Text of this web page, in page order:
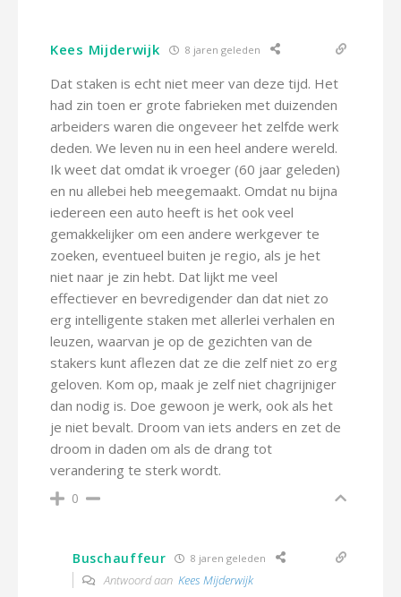
Kees Mijderwijk 8 jaren geleden
Dat staken is echt niet meer van deze tijd. Het
had zin toen er grote fabrieken met duizenden
arbeiders waren die ongeveer het zelfde werk
deden. We leven nu in een heel andere wereld.
Ik weet dat omdat ik vroeger (60 jaar geleden)
en nu allebei heb meegemaakt. Omdat nu bijna
iedereen een auto heeft is het ook veel
gemakkelijker om een andere werkgever te
zoeken, eventueel buiten je regio, als je het
niet naar je zin hebt. Dat lijkt me veel
effectiever en bevredigender dan dat niet zo
erg intelligente staken met allerlei verhalen en
leuzen, waarvan je op de gezichten van de
stakers kunt aflezen dat ze die zelf niet zo erg
geloven. Kom op, maak je zelf niet chagrijniger
dan nodig is. Doe gewoon je werk, ook als het
je niet bevalt. Droom van iets anders en zet de
droom in daden om als de drang tot
verandering te sterk wordt.
0
Buschauffeur 8 jaren geleden
Antwoord aan Kees Mijderwijk